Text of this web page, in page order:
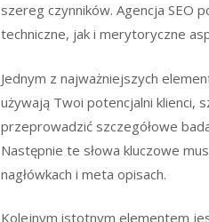
szereg czynników. Agencja SEO
techniczne, jak i merytoryczne
Jednym z najważniejszych
używają Twoi potencjalni klienci,
przeprowadzić szczegółowe
Następnie te słowa kluczowe
nagłówkach i meta opisach.
Kolejnym istotnym elementem